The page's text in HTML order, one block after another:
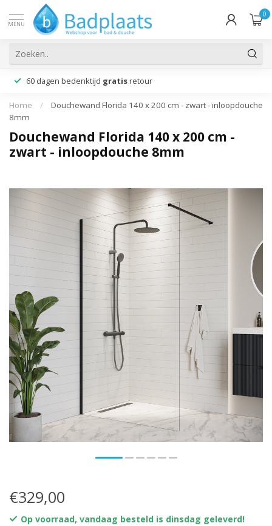
MENU
0
60 dagen bedenktijd gratis retour
Home /
Douchewand Florida 140 x 200 cm - zwart - inloopdouche
8mm
Douchewand Florida 140 x 200 cm -
zwart - inloopdouche 8mm
€329,00
Op voorraad, vandaag besteld is dinsdag geleverd!